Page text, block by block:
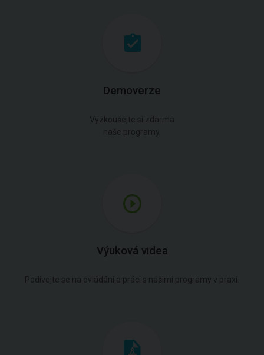
Demoverze
Vyzkoušejte si zdarma
naše programy.
Výuková videa
Podívejte se na ovládání a práci s našimi programy v praxi.